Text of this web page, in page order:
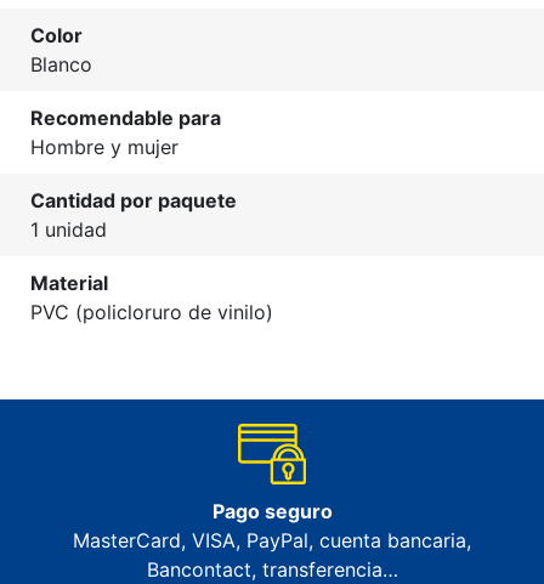
Color
Blanco
Recomendable para
Hombre y mujer
Cantidad por paquete
1 unidad
Material
PVC (policloruro de vinilo)
Pago seguro
MasterCard, VISA, PayPal, cuenta bancaria,
Bancontact, transferencia…